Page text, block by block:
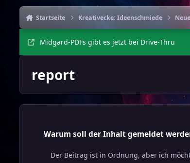
Startseite Kreativecke: Ideenschmiede
Midgard-PDFs gibt es jetzt bei Drive-Thru
report
Warum soll der Inhalt gemeldet